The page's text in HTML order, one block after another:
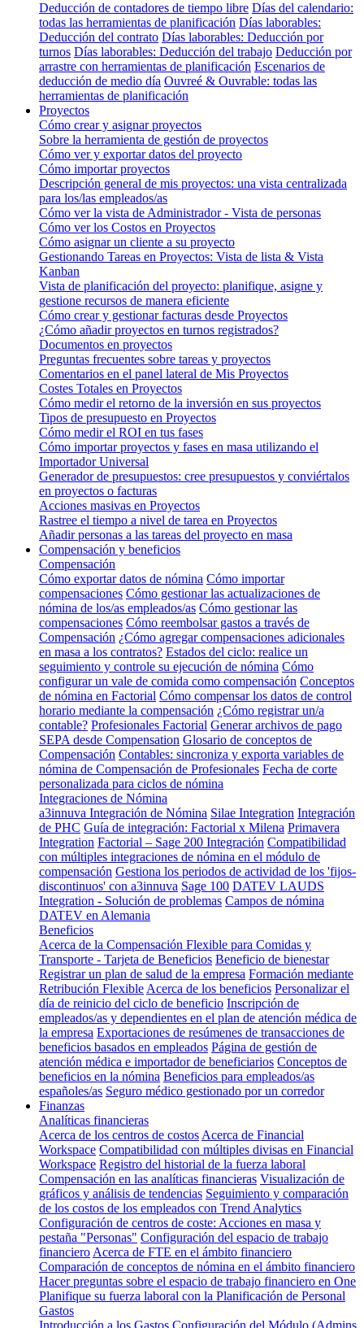
Deducción de contadores de tiempo libre Días del calendario:
todas las herramientas de planificación Días laborables:
Deducción del contrato Días laborables: Deducción por
turnos Días laborables: Deducción del trabajo Deducción por
arrastre con herramientas de planificación Escenarios de
deducción de medio día Ouvreé & Ouvrable: todas las
herramientas de planificación
Proyectos
Cómo crear y asignar proyectos
Sobre la herramienta de gestión de proyectos
Cómo ver y exportar datos del proyecto
Cómo importar proyectos
Descripción general de mis proyectos: una vista centralizada
para los/las empleados/as
Cómo ver la vista de Administrador - Vista de personas
Cómo ver los Costos en Proyectos
Cómo asignar un cliente a su proyecto
Gestionando Tareas en Proyectos: Vista de lista & Vista
Kanban
Vista de planificación del proyecto: planifique, asigne y
gestione recursos de manera eficiente
Cómo crear y gestionar facturas desde Proyectos
¿Cómo añadir proyectos en turnos registrados?
Documentos en proyectos
Preguntas frecuentes sobre tareas y proyectos
Comentarios en el panel lateral de Mis Proyectos
Costes Totales en Proyectos
Cómo medir el retorno de la inversión en sus proyectos
Tipos de presupuesto en Proyectos
Cómo medir el ROI en tus fases
Cómo importar proyectos y fases en masa utilizando el
Importador Universal
Generador de presupuestos: cree presupuestos y conviértalos
en proyectos o facturas
Acciones masivas en Proyectos
Rastree el tiempo a nivel de tarea en Proyectos
Añadir personas a las tareas del proyecto en masa
Compensación y beneficios
Compensación
Cómo exportar datos de nómina Cómo importar
compensaciones Cómo gestionar las actualizaciones de
nómina de los/as empleados/as Cómo gestionar las
compensaciones Cómo reembolsar gastos a través de
Compensación ¿Cómo agregar compensaciones adicionales
en masa a los contratos? Estados del ciclo: realice un
seguimiento y controle su ejecución de nómina Cómo
configurar un vale de comida como compensación Conceptos
de nómina en Factorial Cómo compensar los datos de control
horario mediante la compensación ¿Cómo registrar un/a
contable? Profesionales Factorial Generar archivos de pago
SEPA desde Compensation Glosario de conceptos de
Compensación Contables: sincroniza y exporta variables de
nómina de Compensación de Profesionales Fecha de corte
personalizada para ciclos de nómina
Integraciones de Nómina
a3innuva Integración de Nómina Silae Integration Integración
de PHC Guía de integración: Factorial x Milena Primavera
Integration Factorial – Sage 200 Integración Compatibilidad
con múltiples integraciones de nómina en el módulo de
compensación Gestiona los periodos de actividad de los 'fijos-
discontinuos' con a3innuva Sage 100 DATEV LAUDS
Integration - Solución de problemas Campos de nómina
DATEV en Alemania
Beneficios
Acerca de la Compensación Flexible para Comidas y
Transporte - Tarjeta de Beneficios Beneficio de bienestar
Registrar un plan de salud de la empresa Formación mediante
Retribución Flexible Acerca de los beneficios Personalizar el
día de reinicio del ciclo de beneficio Inscripción de
empleados/as y dependientes en el plan de atención médica de
la empresa Exportaciones de resúmenes de transacciones de
beneficios basados en empleados Página de gestión de
atención médica e importador de beneficiarios Conceptos de
beneficios en la nómina Beneficios para empleados/as
españoles/as Seguro médico gestionado por un corredor
Finanzas
Analíticas financieras
Acerca de los centros de costos Acerca de Financial
Workspace Compatibilidad con múltiples divisas en Financial
Workspace Registro del historial de la fuerza laboral
Compensación en las analíticas financieras Visualización de
gráficos y análisis de tendencias Seguimiento y comparación
de los costos de los empleados con Trend Analytics
Configuración de centros de coste: Acciones en masa y
pestaña "Personas" Configuración del espacio de trabajo
financiero Acerca de FTE en el ámbito financiero
Comparación de conceptos de nómina en el ámbito financiero
Hacer preguntas sobre el espacio de trabajo financiero en One
Planifique su fuerza laboral con la Planificación de Personal
Gastos
Introducción a los Gastos Configuración del Módulo (Admins